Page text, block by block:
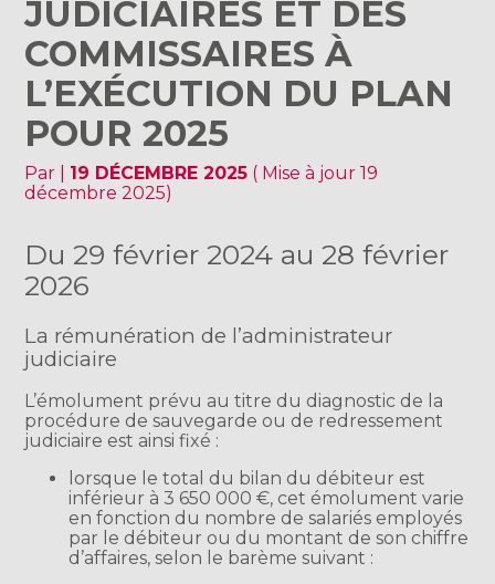
JUDICIAIRES ET DES
COMMISSAIRES À
L’EXÉCUTION DU PLAN
POUR 2025
Par 19 DÉCEMBRE 2025 ( Mise à jour 19
décembre 2025)
Du 29 février 2024 au 28 février
2026
La rémunération de l’administrateur
judiciaire
L’émolument prévu au titre du diagnostic de la
procédure de sauvegarde ou de redressement
judiciaire est ainsi fixé :
lorsque le total du bilan du débiteur est
inférieur à 3 650 000 €, cet émolument varie
en fonction du nombre de salariés employés
par le débiteur ou du montant de son chiffre
d’affaires, selon le barème suivant :